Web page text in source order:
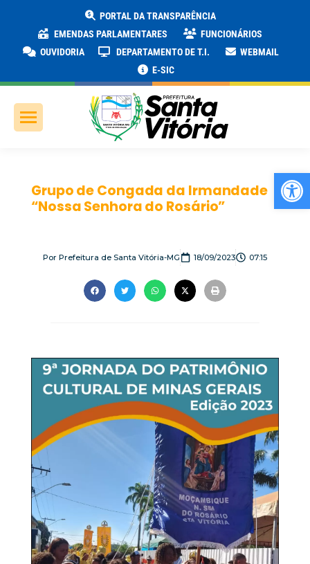
PORTAL DA TRANSPARÊNCIA
EMENDAS PARLAMENTARES
FUNCIONÁRIOS
OUVIDORIA
DEPARTAMENTO DE T.I.
WEBMAIL
E-SIC
Grupo de Congada da Irmandade
“Nossa Senhora do Rosário”
Por Prefeitura de Santa Vitória-MG 18/09/2023 07:15